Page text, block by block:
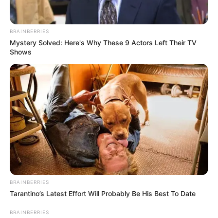
A dinâmica do acidente